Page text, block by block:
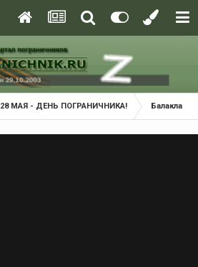
28 МАЯ - ДЕНЬ ПОГРАНИЧНИКА! Балаклава